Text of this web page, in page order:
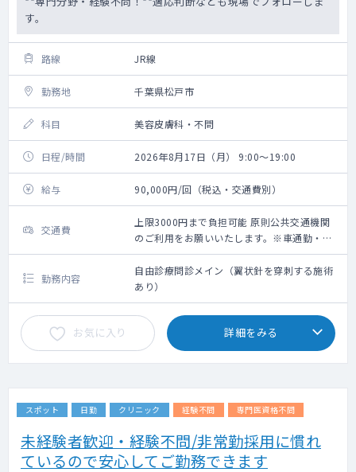
す。
路線 JR線
勤務地 千葉県松戸市
科目 美容皮膚科・不問
日程/時間 2026年8月17日（月） 9:00～19:00
給与 90,000円/回（税込・交通費別）
交通費
上限3000円まで負担可能 原則公共交通機関
のご利用をお願いいたします。※車通勤・タ
クシー利用要相談
勤務内容
自由診療問診メイン（翼状針を穿刺する施術
あり）
お気に入り 詳細をみる
スポット 日勤 クリニック 経験不問 専門医資格不問
未経験者歓迎・経験不問/非常勤採用に慣れ
ているので安心してご勤務できます